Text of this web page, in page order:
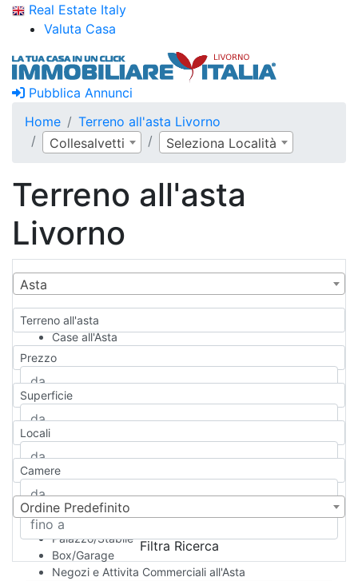
Real Estate Italy
Valuta Casa
Pubblica Annunci
Home
Terreno all'asta Livorno
Collesalvetti
Seleziona Località
Terreno all'asta
Livorno
Asta
Terreno all'asta
Case all'Asta
Qualsiasi
Appartamento
Casa indipendente
Casa Semi-indipendente
Attico/Mansarda
Rustico/Casale
Camera d'Albergo
Multiproprietà
Palazzo/Stabile
Box/Garage
Negozi e Attivita Commerciali all'Asta
Prezzo
Superficie
Locali
Camere
Ordine Predefinito
Filtra Ricerca